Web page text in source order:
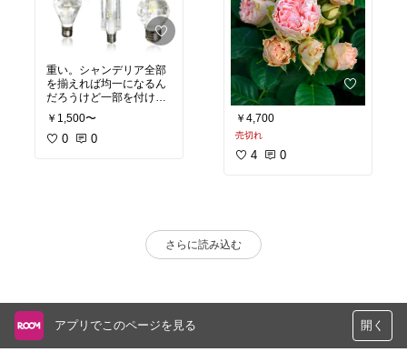
重い。シャンデリア全部
を揃えれば均一になるん
だろうけど一部を付け替
えると傾げる。また重い
分、天井に負荷がかか
る。明るさも他の球の５
￥1,500〜
0 0
￥4,700
売切れ
4 0
さらに読み込む
アプリでこのページを見る 開く